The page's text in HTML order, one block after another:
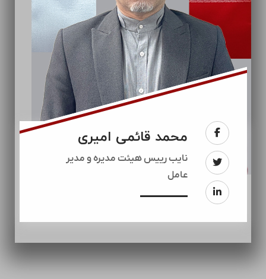
محمد قائمی امیری
نایب رییس هیئت مدیره و مدیر
عامل